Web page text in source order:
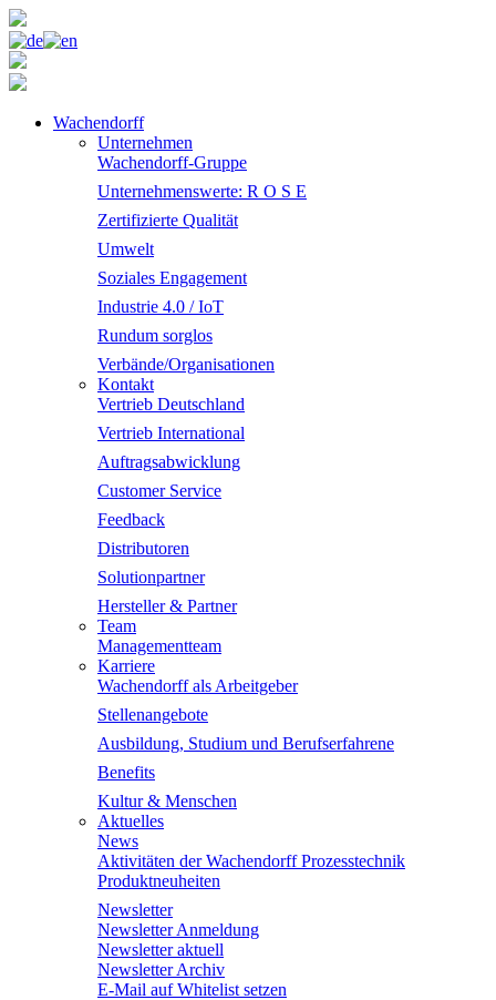
Wachendorff
Unternehmen
Wachendorff-Gruppe
Unternehmenswerte: R O S E
Zertifizierte Qualität
Umwelt
Soziales Engagement
Industrie 4.0 / IoT
Rundum sorglos
Verbände/Organisationen
Kontakt
Vertrieb Deutschland
Vertrieb International
Auftragsabwicklung
Customer Service
Feedback
Distributoren
Solutionpartner
Hersteller & Partner
Team
Managementteam
Karriere
Wachendorff als Arbeitgeber
Stellenangebote
Ausbildung, Studium und Berufserfahrene
Benefits
Kultur & Menschen
Aktuelles
News
Aktivitäten der Wachendorff Prozesstechnik
Produktneuheiten
Newsletter
Newsletter Anmeldung
Newsletter aktuell
Newsletter Archiv
E-Mail auf Whitelist setzen